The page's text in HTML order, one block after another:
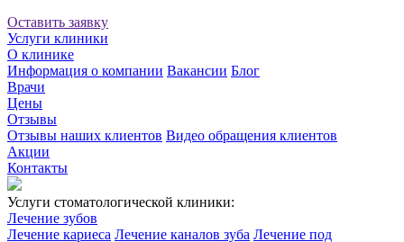
Оставить заявку
Услуги клиники
О клинике
Информация о компании Вакансии Блог
Врачи
Цены
Отзывы
Отзывы наших клиентов Видео обращения клиентов
Акции
Контакты
Услуги стоматологической клиники:
Лечение зубов
Лечение кариеса Лечение каналов зуба Лечение под